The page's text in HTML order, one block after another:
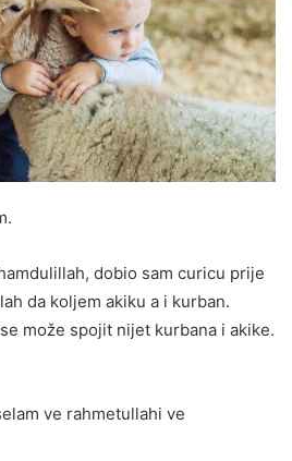
dobio sam curicu prije
da koljem akiku a i kurban.
može spojit nijet kurbana i akike.
ve rahmetullahi ve